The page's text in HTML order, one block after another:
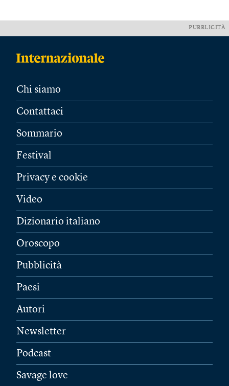
PUBBLICITÀ
Chi siamo
Contattaci
Sommario
Festival
Privacy e cookie
Video
Dizionario italiano
Oroscopo
Pubblicità
Paesi
Autori
Newsletter
Podcast
Savage love